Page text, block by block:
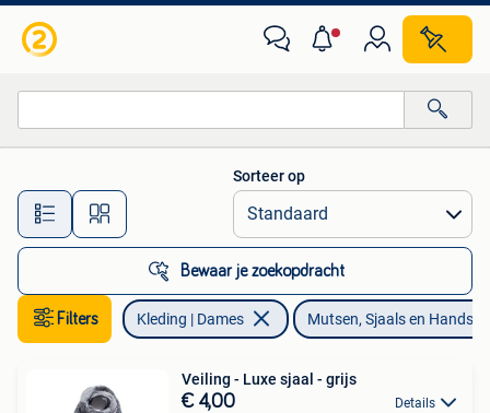
Alle afstanden…
Sorteer op
Bewaar je zoekopdracht
Filters Kleding | Dames Mutsen, Sjaals en
Veiling - Luxe sjaal - grijs
€ 4,00 Details